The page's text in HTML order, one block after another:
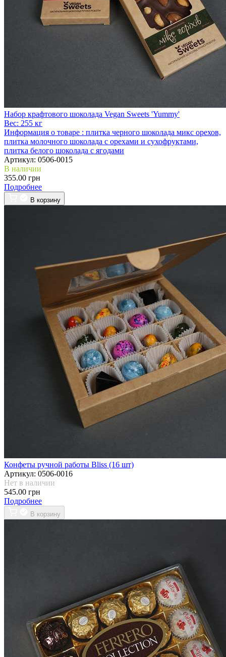
Набор крафтового шоколада Vegan Sweets 'Yummy'
Вес: 255 кг
Информация о товаре : плитка черного шоколада микс орехов,
плитка молочного шоколада с орехами и сухофруктами,
плитка белого шоколада с ягодами
Артикул: 0506-0015
В наличии
355.00 грн
Подробнее
В корзину
Конфеты ручной работы Bliss (16 шт)
Артикул: 0506-0016
Нет в наличии
545.00 грн
Подробнее
В корзину